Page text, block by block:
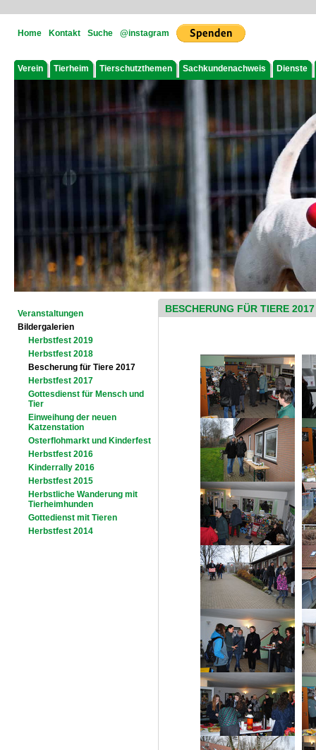
Home Kontakt Suche @instagram
Verein Tierheim Tierschutzthemen Sachkundenachweis Dienste
Veranstaltungen
Bildergalerien
Herbstfest 2019
Herbstfest 2018
Bescherung für Tiere 2017
Herbstfest 2017
Gottesdienst für Mensch und
Tier
Einweihung der neuen
Katzenstation
Osterflohmarkt und Kinderfest
Herbstfest 2016
Kinderrally 2016
Herbstfest 2015
Herbstliche Wanderung mit
Tierheimhunden
Gottedienst mit Tieren
Herbstfest 2014
BESCHERUNG FÜR TIERE 2017